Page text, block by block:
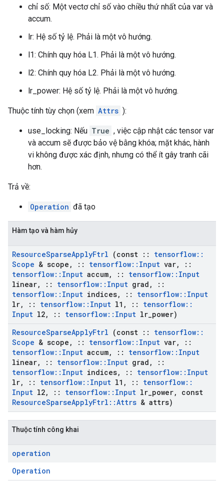
chỉ số: Một vectơ chỉ số vào chiều thứ nhất của var và
accum.
lr: Hệ số tỷ lệ. Phải là một vô hướng.
l1: Chính quy hóa L1. Phải là một vô hướng.
l2: Chính quy hóa L2. Phải là một vô hướng.
lr_power: Hệ số tỷ lệ. Phải là một vô hướng.
Thuộc tính tùy chọn (xem Attrs ):
use_locking: Nếu True , việc cập nhật các tensor var
và accum sẽ được bảo vệ bằng khóa; mặt khác, hành
vi không được xác định, nhưng có thể ít gây tranh cãi
hơn.
Trả về:
Operation đã tạo
Hàm tạo và hàm hủy
ResourceSparseApplyFtrl (const :: tensorflow::
Scope & scope , :: tensorflow:: Input var,
::
tensorflow:: Input accum, :: tensorflow:: Input
linear, :: tensorflow:: Input grad ,
::
tensorflow:: Input indices, :: tensorflow:: Input
lr, :: tensorflow:: Input l1 , :: tensorflow::
Input l2, :: tensorflow:: Input lr power)
ResourceSparseApplyFtrl (const :: tensorflow::
Scope & scope , :: tensorflow:: Input var,
::
tensorflow:: Input accum, :: tensorflow:: Input
linear, :: tensorflow:: Input grad ,
::
tensorflow:: Input indices, :: tensorflow:: Input
lr, :: tensorflow:: Input l1 , :: tensorflow::
Input l2, :: tensorflow:: Input lr power,
const
ResourceSparseApplyFtrl ::Attrs & attrs)
Thuộc tính công khai
operation
Operation